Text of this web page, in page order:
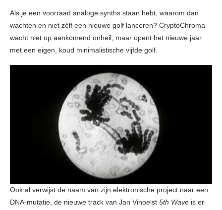
Als je een voorraad analoge synths staan hebt, waarom dan
wachten en niet zélf een nieuwe golf lanceren? CryptoChroma
wacht niet op aankomend onheil, maar opent het nieuwe jaar
met een eigen, koud minimalistische vijfde golf.
Ook al verwijst de naam van zijn elektronische project naar een
DNA-mutatie, de nieuwe track van Jan Vinoelst 5th Wave is er